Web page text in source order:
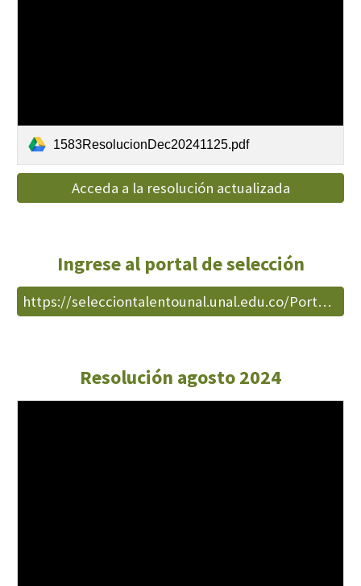
1583ResolucionDec20241125.pdf
Acceda a la resolución actualizada
Ingrese al portal de selección
https://selecciontalentounal.unal.edu.co/PortalSara/sitio/portalaspirantes/home
Resolución agosto 2024